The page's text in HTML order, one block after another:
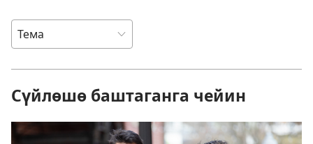
Сүйлөшө баштаганга чейин